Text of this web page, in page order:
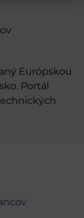
Európskou
Portál